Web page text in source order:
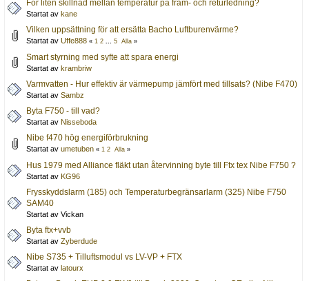
För liten skillnad mellan temperatur på fram- och returledning?
Startat av kane
Vilken uppsättning för att ersätta Bacho Luftburenvärme?
Startat av Uffe888 « 1 2 5 Alla »
Smart styrning med syfte att spara energi
Startat av krambriw
Varmvatten - Hur effektiv är värmepump jämfört med tillsats? (Nibe F470)
Startat av Sambz
Byta F750 - till vad?
Startat av Nisseboda
Nibe f470 hög energiförbrukning
Startat av umetuben « 1 2 Alla »
Hus 1979 med Alliance fläkt utan återvinning byte till Ftx tex Nibe F750 ?
Startat av KG96
Frysskyddslarm (185) och Temperaturbegränsarlarm (325) Nibe F750
SAM40
Startat av Vickan
Byta ftx+vvb
Startat av Zyberdude
Nibe S735 + Tilluftsmodul vs LV-VP + FTX
Startat av latourx